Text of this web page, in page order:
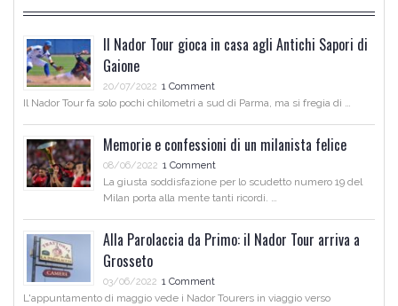
Il Nador Tour gioca in casa agli Antichi Sapori di
Gaione
20/07/2022 1 Comment
Il Nador Tour fa solo pochi chilometri a sud di Parma, ma si fregia di …
Memorie e confessioni di un milanista felice
08/06/2022 1 Comment
La giusta soddisfazione per lo scudetto numero 19 del
Milan porta alla mente tanti ricordi. …
Alla Parolaccia da Primo: il Nador Tour arriva a
Grosseto
03/06/2022 1 Comment
L'appuntamento di maggio vede i Nador Tourers in viaggio verso